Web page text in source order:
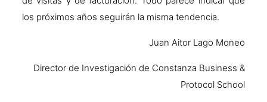
los próximos años seguirán la misma tendencia.
Juan Aitor Lago Moneo
Director de Investigación de Constanza Business &
Protocol School